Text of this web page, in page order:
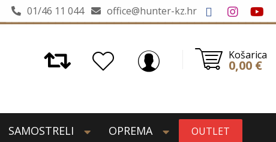
office@hunter-kz.hr
01/46 11 044
Košarica
0,00 €
SAMOSTRELI OPREMA OUTLET